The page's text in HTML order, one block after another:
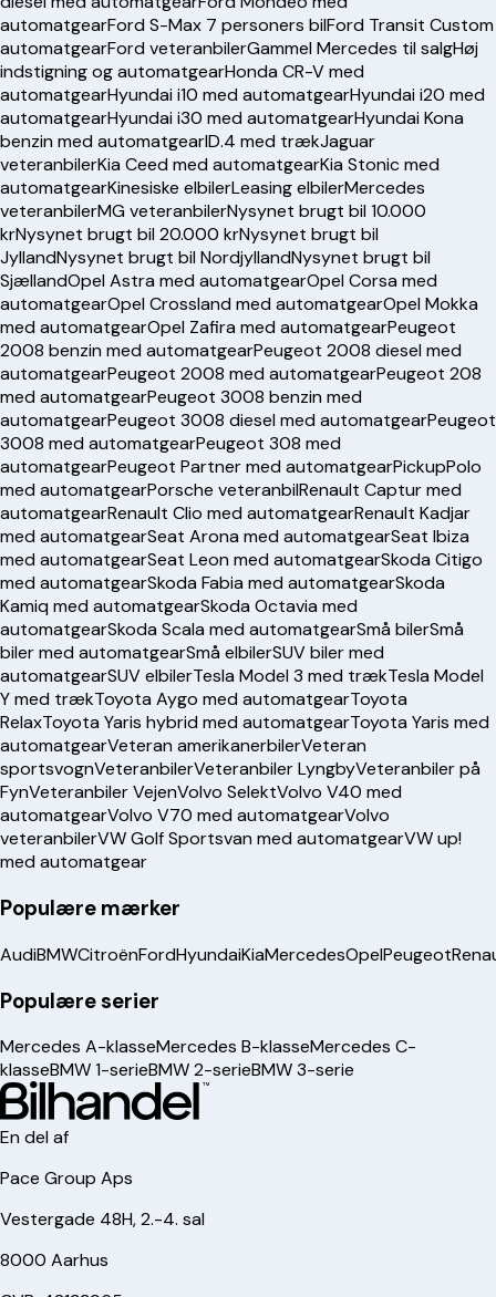
automatgearFord S-Max 7 personers bilFord Transit Custom
automatgearFord veteranbilerGammel Mercedes til salgHøj
indstigning og automatgearHonda CR-V med
automatgearHyundai i10 med automatgearHyundai i20 med
automatgearHyundai i30 med automatgearHyundai Kona
benzin med automatgearID.4 med trækJaguar
veteranbilerKia Ceed med automatgearKia Stonic med
automatgearKinesiske elbilerLeasing elbilerMercedes
veteranbilerMG veteranbilerNysynet brugt bil 10.000
krNysynet brugt bil 20.000 krNysynet brugt bil
JyllandNysynet brugt bil NordjyllandNysynet brugt bil
SjællandOpel Astra med automatgearOpel Corsa med
automatgearOpel Crossland med automatgearOpel Mokka
med automatgearOpel Zafira med automatgearPeugeot
2008 benzin med automatgearPeugeot 2008 diesel med
automatgearPeugeot 2008 med automatgearPeugeot 208
med automatgearPeugeot 3008 benzin med
automatgearPeugeot 3008 diesel med automatgearPeugeot
3008 med automatgearPeugeot 308 med
automatgearPeugeot Partner med automatgearPickupPolo
med automatgearPorsche veteranbilRenault Captur med
automatgearRenault Clio med automatgearRenault Kadjar
med automatgearSeat Arona med automatgearSeat Ibiza
med automatgearSeat Leon med automatgearSkoda Citigo
med automatgearSkoda Fabia med automatgearSkoda
Kamiq med automatgearSkoda Octavia med
automatgearSkoda Scala med automatgearSmå bilerSmå
biler med automatgearSmå elbilerSUV biler med
automatgearSUV elbilerTesla Model 3 med trækTesla Model
Y med trækToyota Aygo med automatgearToyota
RelaxToyota Yaris hybrid med automatgearToyota Yaris med
automatgearVeteran amerikanerbilerVeteran
sportsvognVeteranbilerVeteranbiler LyngbyVeteranbiler på
FynVeteranbiler VejenVolvo SelektVolvo V40 med
automatgearVolvo V70 med automatgearVolvo
veteranbilerVW Golf Sportsvan med automatgearVW up!
med automatgear
Populære mærker
AudiBMWCitroënFordHyundaiKiaMercedesOpelPeugeot
Populære serier
Mercedes A-klasseMercedes B-klasseMercedes C-
klasseBMW 1-serieBMW 2-serieBMW 3-serie
En del af
Pace Group Aps
Vestergade 48H, 2.-4. sal
8000 Aarhus